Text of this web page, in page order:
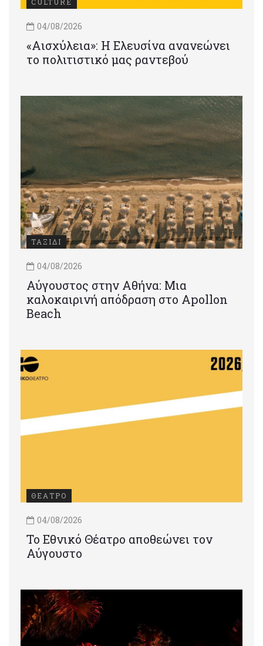
04/08/2026
«Αισχύλεια»: Η Ελευσίνα ανανεώνει
το πολιτιστικό μας ραντεβού
ΤΑΞΙΔΙ
04/08/2026
Αύγουστος στην Αθήνα: Μια
καλοκαιρινή απόδραση στο Apollon
Beach
ΘΕΑΤΡΟ
04/08/2026
Το Εθνικό Θέατρο αποθεώνει τον
Αύγουστο